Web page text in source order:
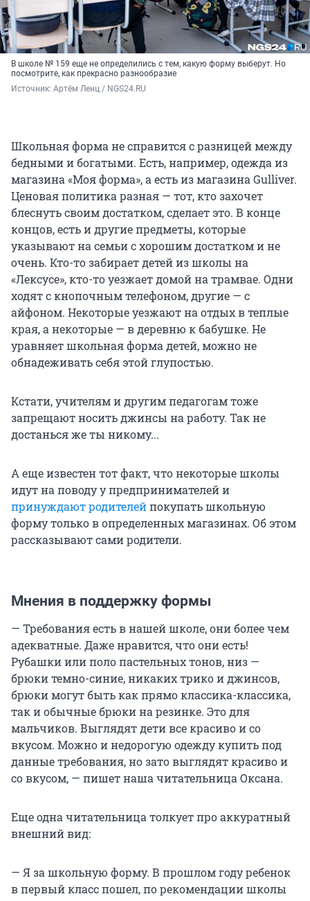
В школе № 159 еще не определились с тем, какую форму выберут. Но
посмотрите, как прекрасно разнообразие
Источник: Артём Ленц / NGS24.RU
Школьная форма не справится с разницей между
бедными и богатыми. Есть, например, одежда из
магазина «Моя форма», а есть из магазина Gulliver.
Ценовая политика разная — тот, кто захочет
блеснуть своим достатком, сделает это. В конце
концов, есть и другие предметы, которые
указывают на семьи с хорошим достатком и не
очень. Кто-то забирает детей из школы на
«Лексусе», кто-то уезжает домой на трамвае. Одни
ходят с кнопочным телефоном, другие — с
айфоном. Некоторые уезжают на отдых в теплые
края, а некоторые — в деревню к бабушке. Не
уравняет школьная форма детей, можно не
обнадеживать себя этой глупостью.
Кстати, учителям и другим педагогам тоже
запрещают носить джинсы на работу. Так не
достанься же ты никому...
А еще известен тот факт, что некоторые школы
идут на поводу у предпринимателей и
принуждают родителейпокупать школьную
форму только в определенных магазинах. Об этом
рассказывают сами родители.
Мнения в поддержку формы
— Требования есть в нашей школе, они более чем
адекватные. Даже нравится, что они есть!
Рубашки или поло пастельных тонов, низ —
брюки темно-синие, никаких трико и джинсов,
брюки могут быть как прямо классика-классика,
так и обычные брюки на резинке. Это для
мальчиков. Выглядят дети все красиво и со
вкусом. Можно и недорогую одежду купить под
данные требования, но зато выглядят красиво и
со вкусом, — пишет наша читательница Оксана.
Еще одна читательница толкует про аккуратный
внешний вид:
— Я за школьную форму. В прошлом году ребенок
в первый класс пошел, по рекомендации школы